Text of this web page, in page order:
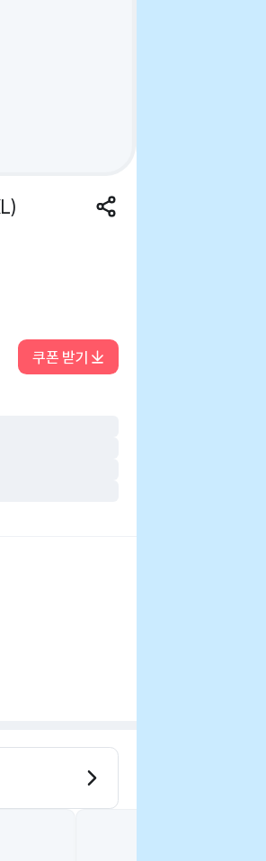
쿠폰 받기